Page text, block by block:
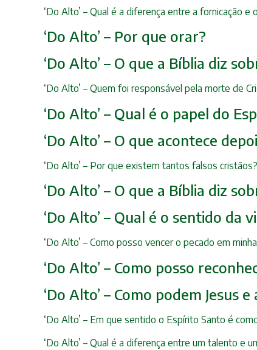
‘Do Alto’ – Qual é a diferença entre a fornicação e
‘Do Alto’ – Por que orar?
‘Do Alto’ – O que a Bíblia diz
‘Do Alto’ – Quem foi responsável pela morte de
‘Do Alto’ – Qual é o papel do
‘Do Alto’ – O que acontece
‘Do Alto’ – Por que existem tantos falsos cristãos?
‘Do Alto’ – O que a Bíblia diz
‘Do Alto’ – Qual é o sentido da
‘Do Alto’ – Como posso vencer o pecado em
‘Do Alto’ – Como posso
‘Do Alto’ – Como podem Jesus
‘Do Alto’ – Em que sentido o Espírito Santo é
‘Do Alto’ – Qual é a diferença entre um talento e